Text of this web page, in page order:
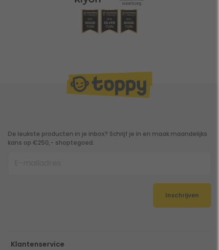
De leukste producten in je inbox? Schrijf je in en maak maandelijks
kans op €250,- shoptegoed.
Inschrijven
Klantenservice